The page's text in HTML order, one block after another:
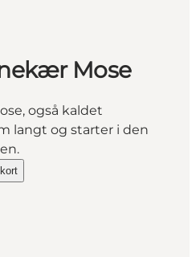
Mose
også kaldet
langt og starter i den
Mose"
til Tranekær Mose on_map